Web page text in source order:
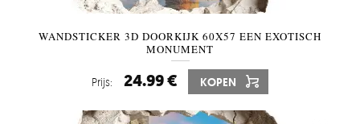
WANDSTICKER 3D DOORKIJK 60X57 EEN EXOTISCH
MONUMENT
Prijs: 24.99 € KOPEN